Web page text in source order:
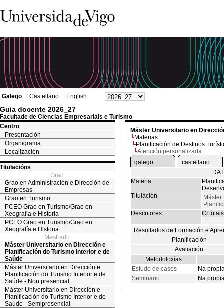
Galego Castellano English
Guia docente 2026_27
Facultade de Ciencias Empresariais e Turismo
Centro
Presentación
Organigrama
Localización
Titulacións
Grao
Grao en Administración e Dirección de
Empresas
Grao en Turismo
PCEO Grao en Turismo/Grao en
Xeografía e Historia
PCEO Grao en Turismo/Grao en
Xeografía e Historia
Mestrado
Máster Universitario en Dirección e
Planificación do Turismo Interior e de
Saúde
Máster Universitario en Dirección e
Planificación do Turismo Interior e de
Saúde - Non presencial
Máster Universitario en Dirección e
Planificación do Turismo Interior e de
Saúde - Semipresencial
Máster Universitario en
Materias
Planificación de Destinos
Atención personalizada
galego
castellano
Materia
Titulación
Descritores
Cr.totais
Resultados de Formación e
Planificación
Avaliación
Metodoloxías
Estudo de casos
Na
Seminario
Na